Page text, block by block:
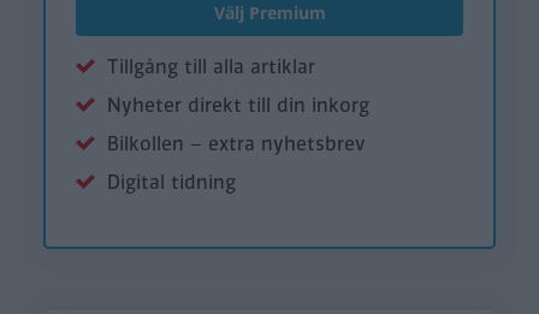
Välj Premium
Tillgång till alla artiklar
Nyheter direkt till din inkorg
Bilkollen – extra nyhetsbrev
Digital tidning